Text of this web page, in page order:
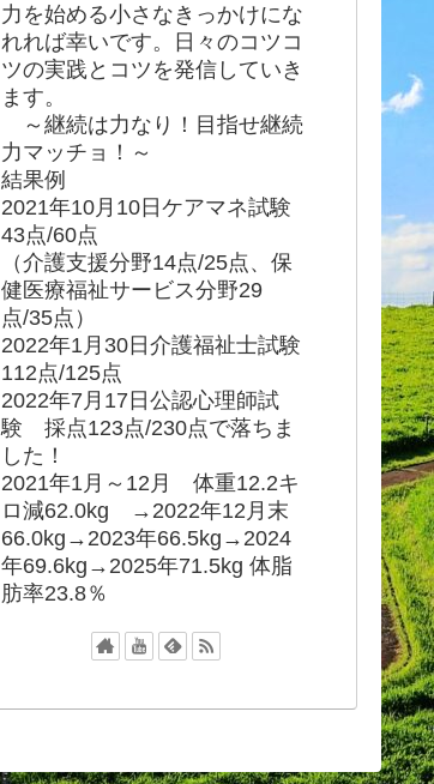
力を始める小さなきっかけにな
れれば幸いです。日々のコツコ
ツの実践とコツを発信していき
ます。
～継続は力なり！目指せ継続
力マッチョ！～
結果例
2021年10月10日ケアマネ試験
43点/60点
（介護支援分野14点/25点、保
健医療福祉サービス分野29
点/35点）
2022年1月30日介護福祉士試験
112点/125点
2022年7月17日公認心理師試
験 採点123点/230点で落ちま
した！
2021年1月～12月 体重12.2キ
ロ減62.0kg →2022年12月末
66.0kg→2023年66.5kg→2024
年69.6kg→2025年71.5kg 体脂
肪率23.8％